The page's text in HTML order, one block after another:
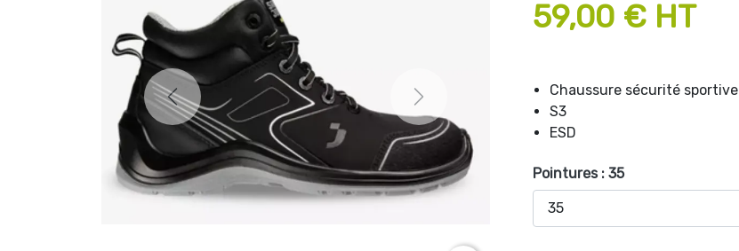
Previous Next
59,00 € HT
Chaussure sécurité sportive
S3
ESD
Pointures : 35